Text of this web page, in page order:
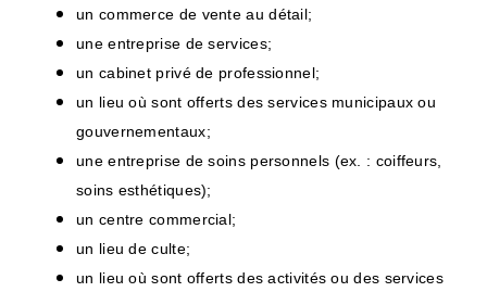
un commerce de vente au détail;
une entreprise de services;
un cabinet privé de professionnel;
un lieu où sont offerts des services municipaux ou
gouvernementaux;
une entreprise de soins personnels (ex. : coiffeurs,
soins esthétiques);
un centre commercial;
un lieu de culte;
un lieu où sont offerts des activités ou des services